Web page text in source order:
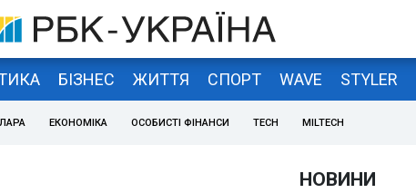
БІЗНЕС ЖИТТЯ СПОРТ WAVE STYLER
ЕКОНОМІКА ОСОБИСТІ ФІНАНСИ TECH MILTECH
НОВИНИ